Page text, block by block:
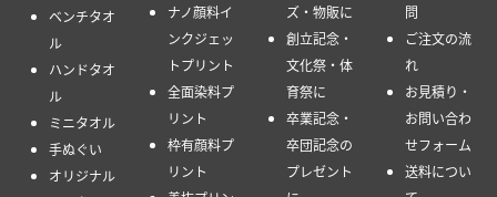
ベンチタオ
ル
ハンドタオ
ル
ミニタオル
手ぬぐい
オリジナル
ナノ顔料イ
ンクジェッ
トプリント
全面染料プ
リント
枠有顔料プ
リント
ズ・物販に
創立記念・
文化祭・体
育祭に
卒業記念・
卒団記念の
プレゼント
問
ご注文の流
れ
お見積り・
お問い合わ
せフォーム
送料につい